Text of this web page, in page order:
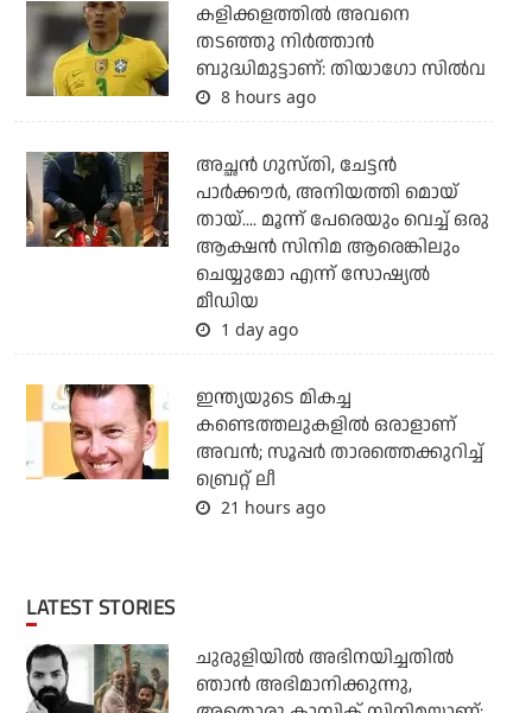
കളിക്കളത്തില്‍ അവനെ
തടഞ്ഞു നിര്‍ത്താന്‍
ബുദ്ധിമുട്ടാണ്: തിയാഗോ സില്‍വ
8 hours ago
അച്ഛന്‍ ഗുസ്തി, ചേട്ടന്‍
പാര്‍ക്കൗര്‍, അനിയത്തി മൊയ്
തായ്.... മൂന്ന് പേരെയും വെച്ച് ഒരു
ആക്ഷന്‍ സിനിമ ആരെങ്കിലും
ചെയ്യുമോ എന്ന് സോഷ്യല്‍
മീഡിയ
1 day ago
ഇന്ത്യയുടെ മികച്ച
കണ്ടെത്തലുകളില്‍ ഒരാളാണ്
അവന്‍; സൂപ്പര്‍ താരത്തെക്കുറിച്ച്
ബ്രെറ്റ് ലീ
21 hours ago
LATEST STORIES
ചുരുളിയിൽ അഭിനയിച്ചതിൽ
ഞാൻ അഭിമാനിക്കുന്നു,